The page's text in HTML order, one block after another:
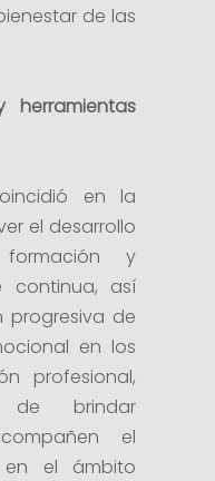
de las
herramientas
en la
el desarrollo
y
continua, así
progresiva de
en los
profesional,
brindar
el
en el ámbito